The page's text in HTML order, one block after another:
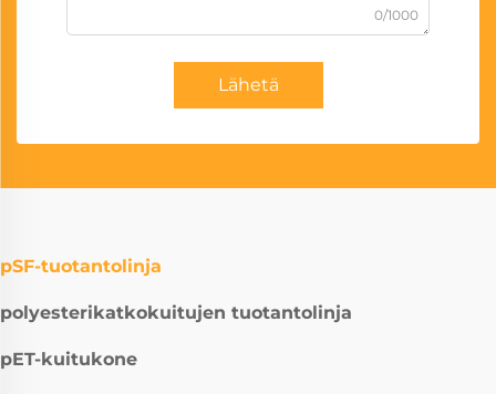
0/1000
Lähetä
pSF-tuotantolinja
polyesterikatkokuitujen tuotantolinja
pET-kuitukone